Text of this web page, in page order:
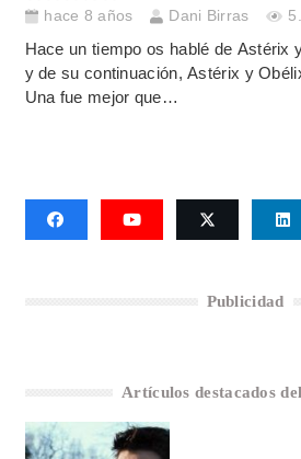
hace 8 años Dani Birras
Hace un tiempo os hablé de Astérix
y de su continuación, Astérix y
Una fue mejor que…
Publicidad
Artículos destacados